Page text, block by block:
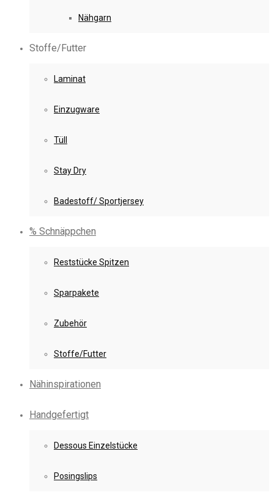
Nähgarn
Stoffe/Futter
Laminat
Einzugware
Tüll
Stay Dry
Badestoff/ Sportjersey
% Schnäppchen
Reststücke Spitzen
Sparpakete
Zubehör
Stoffe/Futter
Nähinspirationen
Handgefertigt
Dessous Einzelstücke
Posingslips